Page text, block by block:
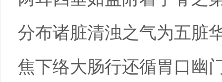
分布诸脏清浊之气为五脏
焦下络大肠行还循胃口幽